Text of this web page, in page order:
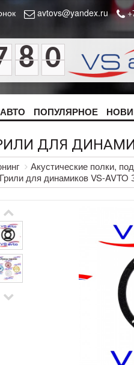
avtovs@yandex.ru
8 0
ПОПУЛЯРНОЕ
ДЛЯ
Акустические полки,
Грили для динамиков VS-